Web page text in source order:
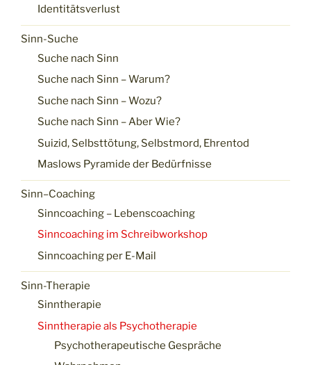
Identitätsverlust
Sinn-Suche
Suche nach Sinn
Suche nach Sinn – Warum?
Suche nach Sinn – Wozu?
Suche nach Sinn – Aber Wie?
Suizid, Selbsttötung, Selbstmord, Ehrentod
Maslows Pyramide der Bedürfnisse
Sinn–Coaching
Sinncoaching – Lebenscoaching
Sinncoaching im Schreibworkshop
Sinncoaching per E-Mail
Sinn-Therapie
Sinntherapie
Sinntherapie als Psychotherapie
Psychotherapeutische Gespräche